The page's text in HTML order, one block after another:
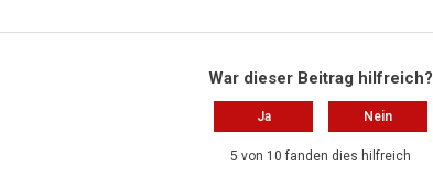
War dieser Beitrag hilfreich?
Ja Nein
5 von 10 fanden dies hilfreich